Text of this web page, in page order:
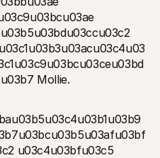
Mollie.
u03c4u03bfu03c5